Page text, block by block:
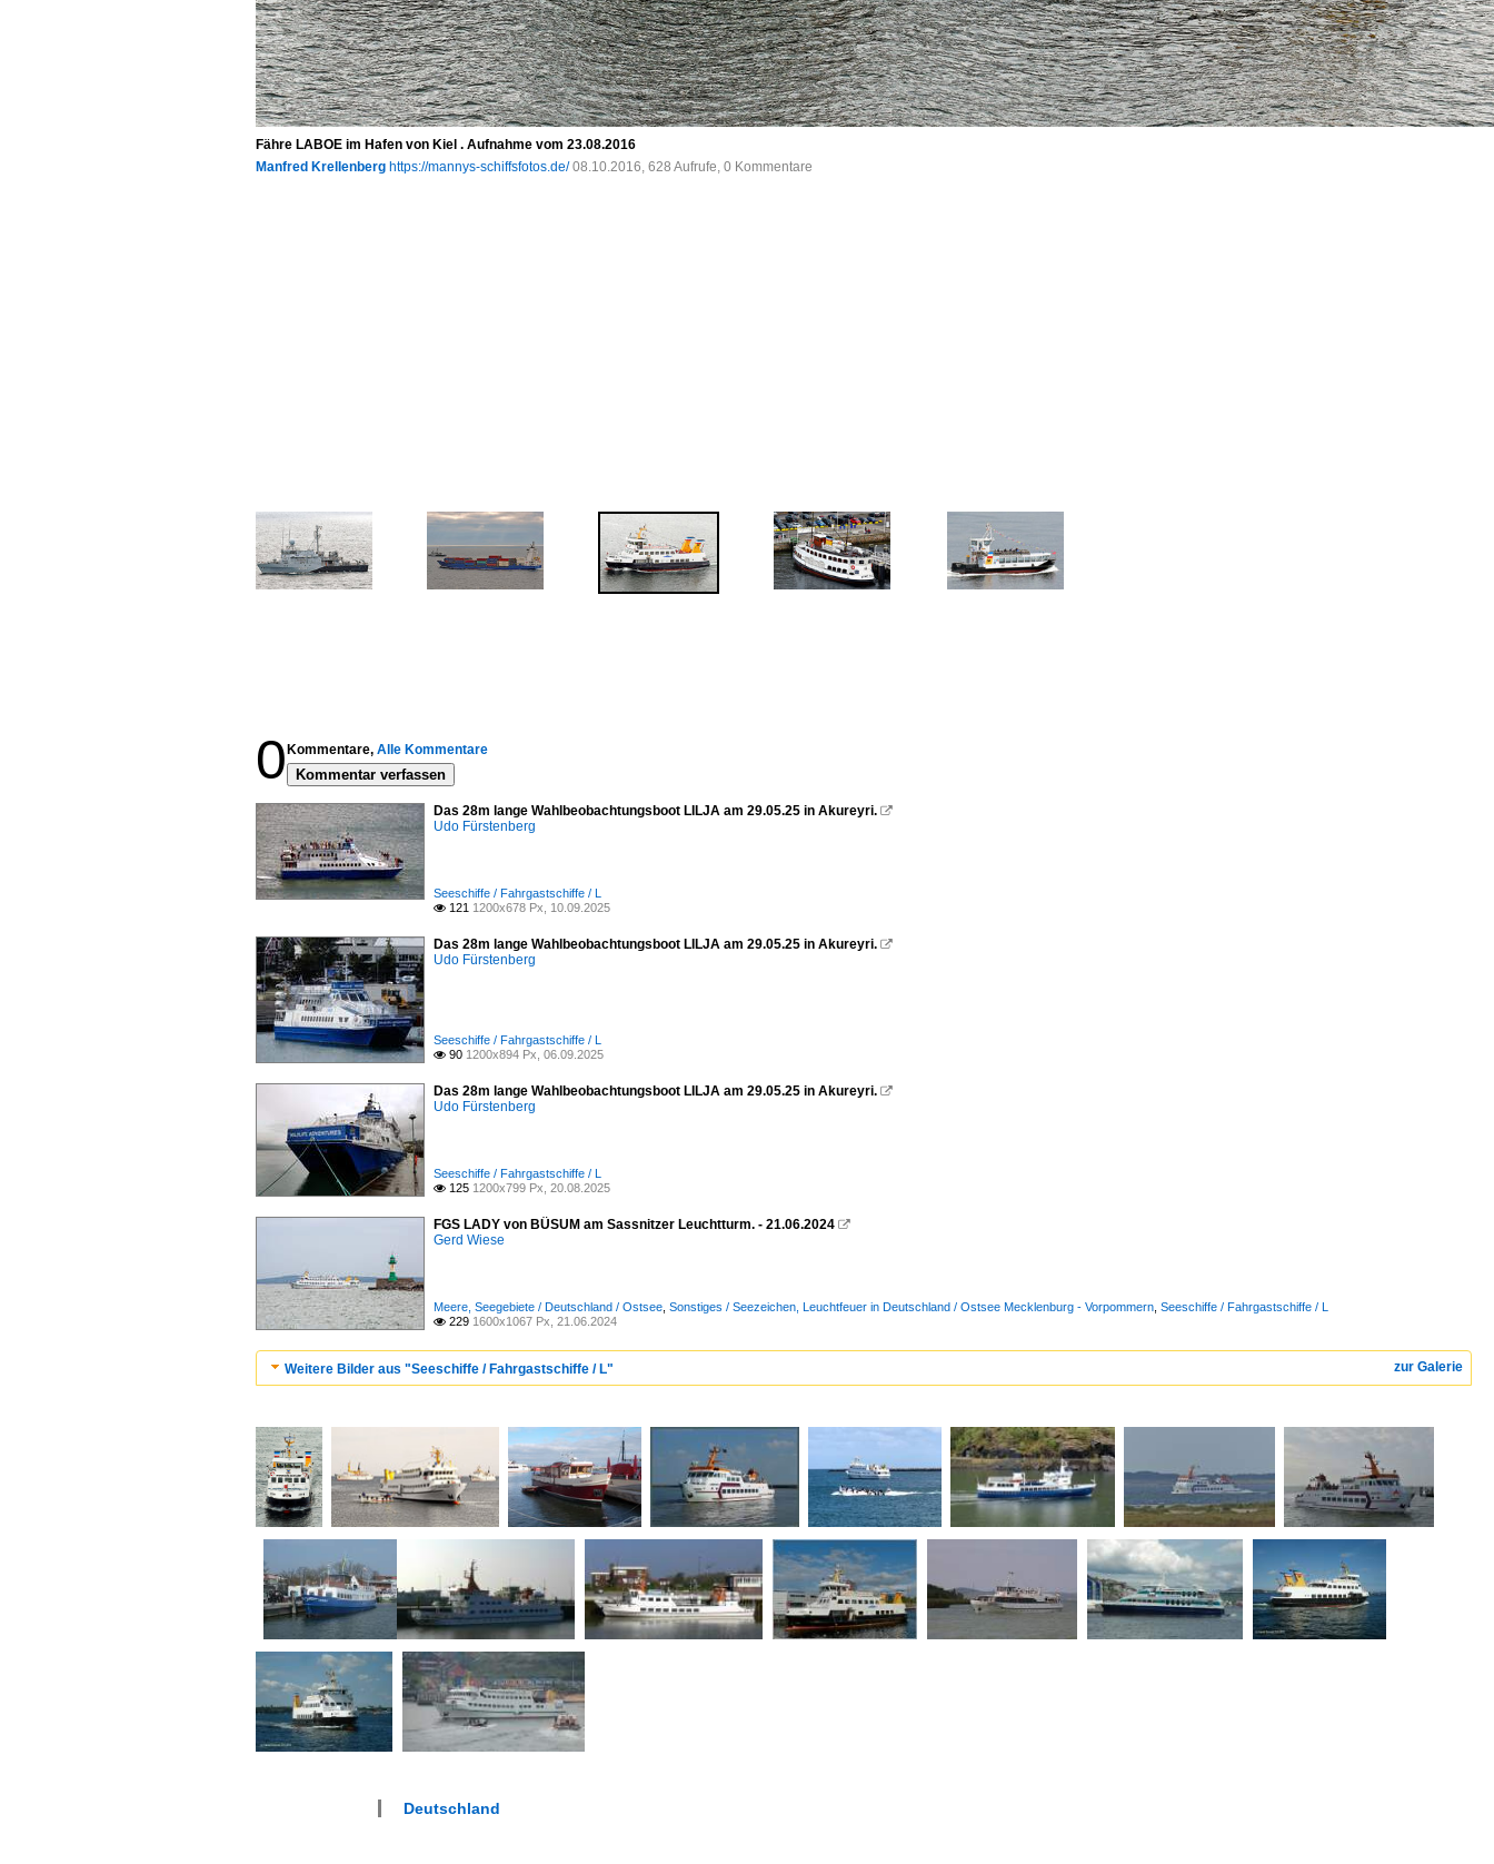
Fähre LABOE im Hafen von Kiel . Aufnahme vom 23.08.2016
Manfred Krellenberg https://mannys-schiffsfotos.de/ 08.10.2016, 628 Aufrufe, 0 Kommentare
0 Kommentare, Alle Kommentare
Kommentar verfassen
Das 28m lange Wahlbeobachtungsboot LILJA am 29.05.25 in Akureyri. 
Udo Fürstenberg
Seeschiffe / Fahrgastschiffe / L
 121 1200x678 Px, 10.09.2025
Das 28m lange Wahlbeobachtungsboot LILJA am 29.05.25 in Akureyri. 
Udo Fürstenberg
Seeschiffe / Fahrgastschiffe / L
 90 1200x894 Px, 06.09.2025
Das 28m lange Wahlbeobachtungsboot LILJA am 29.05.25 in Akureyri. 
Udo Fürstenberg
Seeschiffe / Fahrgastschiffe / L
 125 1200x799 Px, 20.08.2025
FGS LADY von BÜSUM am Sassnitzer Leuchtturm. - 21.06.2024 
Gerd Wiese
Meere, Seegebiete / Deutschland / Ostsee Sonstiges / Seezeichen, Leuchtfeuer in Deutschland / Ostsee Mecklenburg - Vorpommern Seeschiffe / Fahrgastschiffe / L
 229 1600x1067 Px, 21.06.2024
zur Galerie
Weitere Bilder aus "Seeschiffe / Fahrgastschiffe / L"
Deutschland